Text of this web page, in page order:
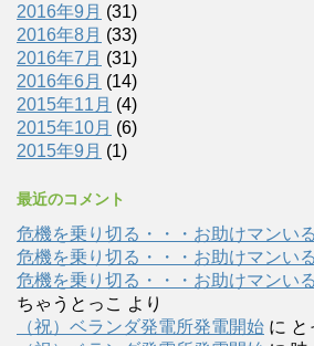
2016年9月 (31)
2016年8月 (33)
2016年7月 (31)
2016年6月 (14)
2015年11月 (4)
2015年10月 (6)
2015年9月 (1)
最近のコメント
危機を乗り切る・・・お助けマンい
危機を乗り切る・・・お助けマンい
危機を乗り切る・・・お助けマンい
ちゃうとっこ より
（祝）ベランダ発電所発電開始 に と